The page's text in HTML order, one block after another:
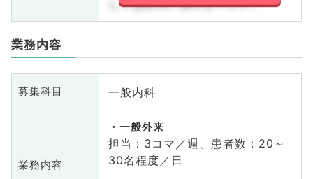
しくはお問い合わせ下さい。
業務内容
募集科目 一般内科
業務内容
一般外来
担当：3コマ／週、患者数：20～
30名程度／日